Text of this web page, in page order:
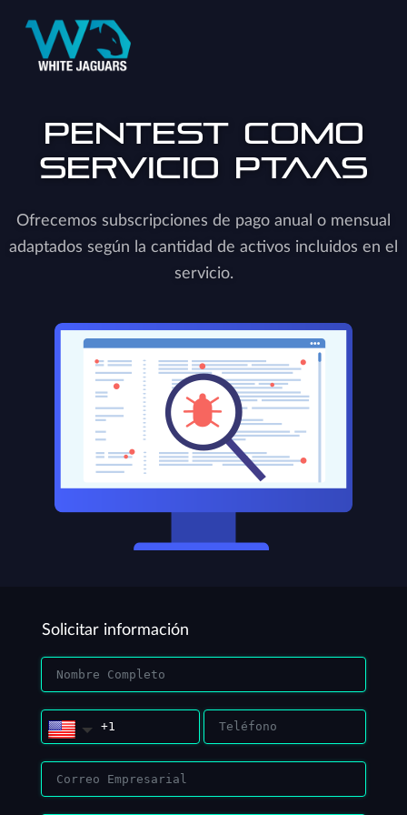
Pentest como
Servicio PTaaS
Ofrecemos subscripciones de pago anual o mensual
adaptados según la cantidad de activos incluidos en el
servicio.
Solicitar información